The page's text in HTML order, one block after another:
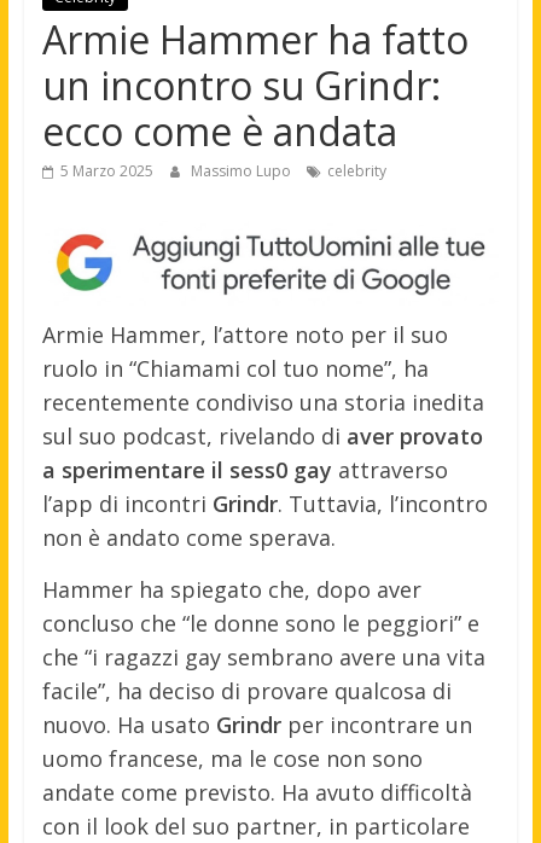
Armie Hammer ha fatto
un incontro su Grindr:
ecco come è andata
5 Marzo 2025 Massimo Lupo celebrity
Armie Hammer, l’attore noto per il suo
ruolo in “Chiamami col tuo nome”, ha
recentemente condiviso una storia inedita
sul suo podcast, rivelando di aver provato
a sperimentare il sess0 gay attraverso
l’app di incontri Grindr. Tuttavia, l’incontro
non è andato come sperava.
Hammer ha spiegato che, dopo aver
concluso che “le donne sono le peggiori” e
che “i ragazzi gay sembrano avere una vita
facile”, ha deciso di provare qualcosa di
nuovo. Ha usato Grindrper incontrare un
uomo francese, ma le cose non sono
andate come previsto. Ha avuto difficoltà
con il look del suo partner, in particolare